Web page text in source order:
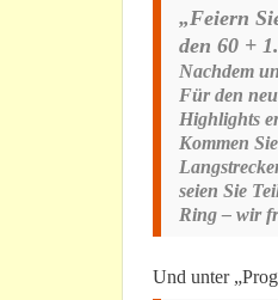
„Feiern
den 60 +
Nachdem
Für den
Highlights
Kommen
seien Sie
Ring – wir
Und unter